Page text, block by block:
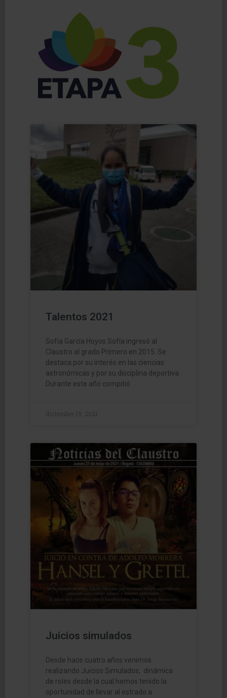
Talentos 2021
Sofía García Hoyos Sofía ingresó al
Claustro al grado Primero en 2015. Se
destaca por su interés en las ciencias
astronómicas y por su disciplina deportiva.
Durante este año compitió
Juicios simulados
Desde hace cuatro años venimos
realizando Juicios Simulados, dinámica
de roles desde la cual hemos tenido la
oportunidad de llevar al estrado a